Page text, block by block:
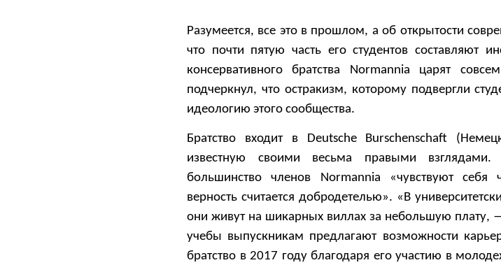
Разумеется, все это в прошлом, а об открытости
что почти пятую часть его студентов составляют
консервативного братства Normannia царят
подчеркнул, что остракизм, которому подвергли
идеологию этого сообщества.
Братство входит в Deutsche Burschenschaft
известную своими весьма правыми
большинство членов Normannia «чувствуют себя
верность считается добродетелью». «В
они живут на шикарных виллах за небольшую
учебы выпускникам предлагают возможности
братство в 2017 году благодаря его участию в